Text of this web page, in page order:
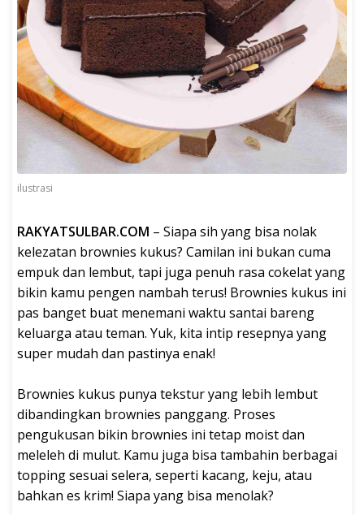
ilustrasi
RAKYATSULBAR.COM – Siapa sih yang bisa nolak
kelezatan brownies kukus? Camilan ini bukan cuma
empuk dan lembut, tapi juga penuh rasa cokelat yang
bikin kamu pengen nambah terus! Brownies kukus ini
pas banget buat menemani waktu santai bareng
keluarga atau teman. Yuk, kita intip resepnya yang
super mudah dan pastinya enak!
Brownies kukus punya tekstur yang lebih lembut
dibandingkan brownies panggang. Proses
pengukusan bikin brownies ini tetap moist dan
meleleh di mulut. Kamu juga bisa tambahin berbagai
topping sesuai selera, seperti kacang, keju, atau
bahkan es krim! Siapa yang bisa menolak?